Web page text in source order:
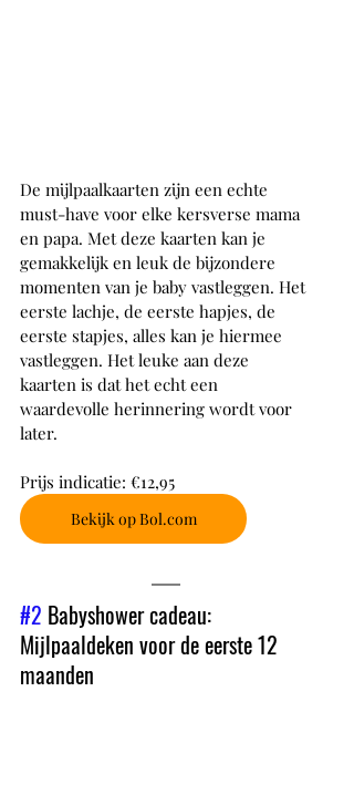
De mijlpaalkaarten zijn een echte
must-have voor elke kersverse mama
en papa. Met deze kaarten kan je
gemakkelijk en leuk de bijzondere
momenten van je baby vastleggen. Het
eerste lachje, de eerste hapjes, de
eerste stapjes, alles kan je hiermee
vastleggen. Het leuke aan deze
kaarten is dat het echt een
waardevolle herinnering wordt voor
later.
Prijs indicatie: €12,95
Bekijk op Bol.com
#2 Babyshower cadeau:
Mijlpaaldeken voor de eerste 12
maanden